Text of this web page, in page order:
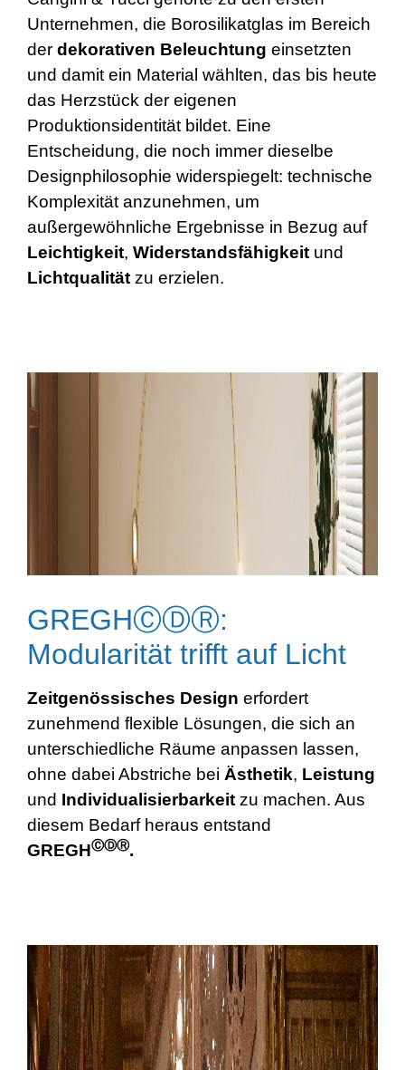
Unternehmen, die Borosilikatglas im Bereich
der dekorativen Beleuchtung einsetzten
und damit ein Material wählten, das bis heute
das Herzstück der eigenen
Produktionsidentität bildet. Eine
Entscheidung, die noch immer dieselbe
Designphilosophie widerspiegelt: technische
Komplexität anzunehmen, um
außergewöhnliche Ergebnisse in Bezug auf
Leichtigkeit, Widerstandsfähigkeit und
Lichtqualität zu erzielen.
GREGHⒸⒹⓇ:
Modularität trifft auf Licht
Zeitgenössisches Design erfordert
zunehmend flexible Lösungen, die sich an
unterschiedliche Räume anpassen lassen,
ohne dabei Abstriche bei Ästhetik, Leistung
und Individualisierbarkeit zu machen. Aus
diesem Bedarf heraus entstand
GREGHⒸⒹⓇ.